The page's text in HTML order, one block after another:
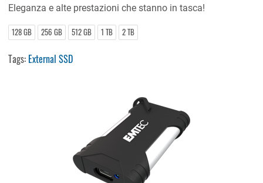
Eleganza e alte prestazioni che stanno in tasca!
128 GB 256 GB 512 GB 1 TB 2 TB
Tags: External SSD